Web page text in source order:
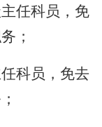
任科员，免
；
科员，免去